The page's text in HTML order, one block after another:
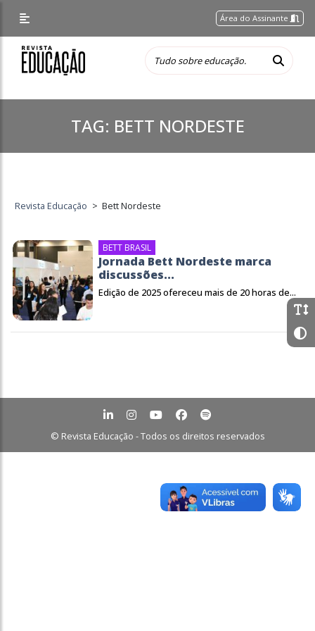
Área do Assinante
TAG: BETT NORDESTE
Revista Educação > Bett Nordeste
BETT BRASIL
Jornada Bett Nordeste marca
discussões...
Edição de 2025 ofereceu mais de 20 horas de...
© Revista Educação - Todos os direitos reservados